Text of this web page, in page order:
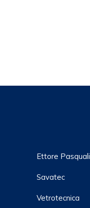
Ettore Pasquali
Savatec
Vetrotecnica